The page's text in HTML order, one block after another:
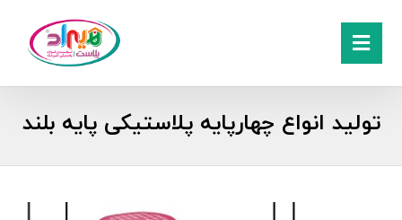
تولید انواع چهارپایه پلاستیکی پایه بلند